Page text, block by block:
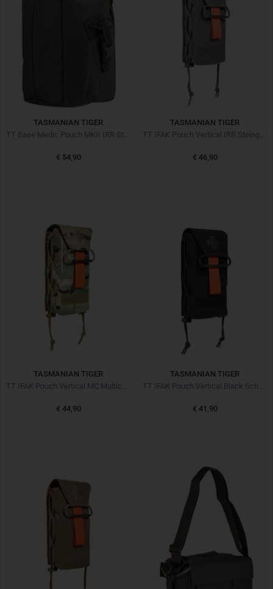
TASMANIAN TIGER
€ 54,90
TASMANIAN TIGER
€ 46,90
TASMANIAN TIGER
TT IFAK Pouch Vertical MC Multicam
€ 44,90
TASMANIAN TIGER
TT IFAK Pouch Vertical Black Schwarz
€ 41,90